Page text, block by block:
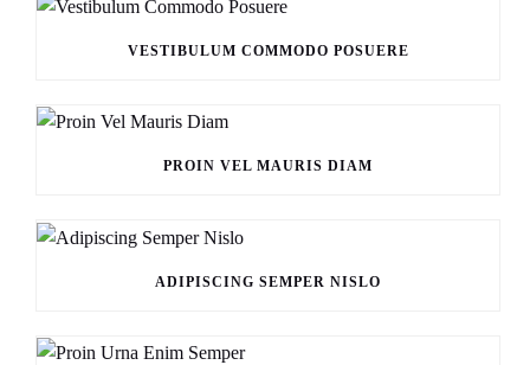
VESTIBULUM COMMODO POSUERE
PROIN VEL MAURIS DIAM
ADIPISCING SEMPER NISLO